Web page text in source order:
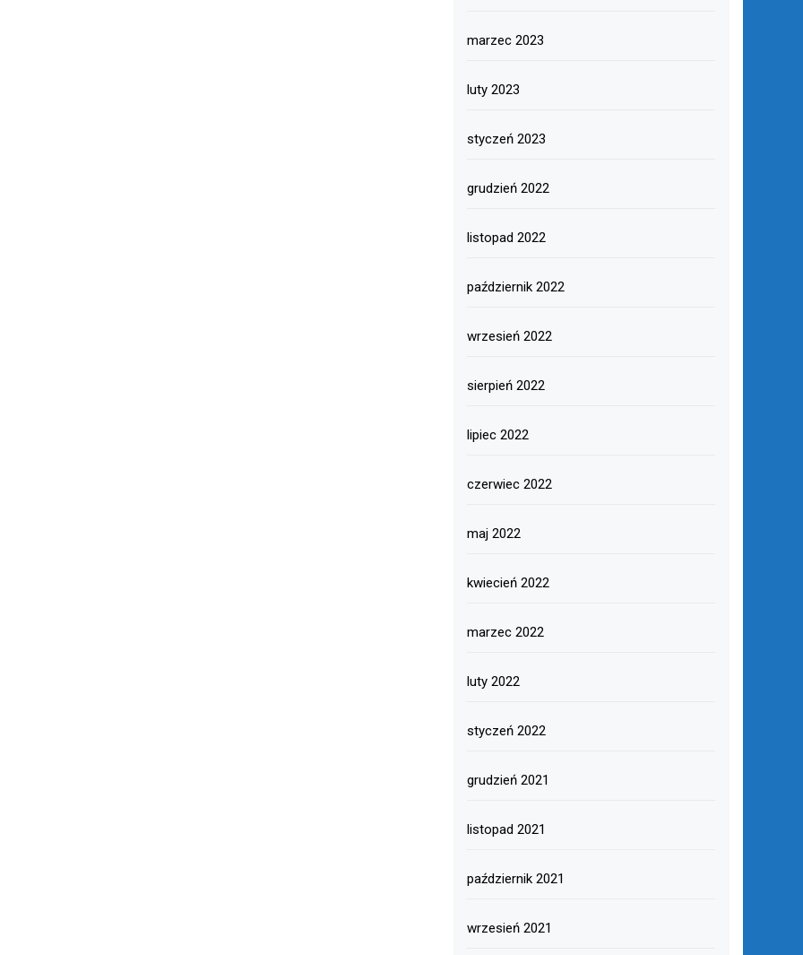
marzec 2023
luty 2023
styczeń 2023
grudzień 2022
listopad 2022
październik 2022
wrzesień 2022
sierpień 2022
lipiec 2022
czerwiec 2022
maj 2022
kwiecień 2022
marzec 2022
luty 2022
styczeń 2022
grudzień 2021
listopad 2021
październik 2021
wrzesień 2021